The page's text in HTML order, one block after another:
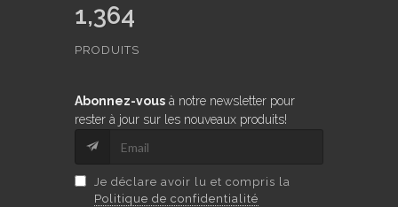
1,364
PRODUITS
Abonnez-vous à notre newsletter pour
rester à jour sur les nouveaux produits!
Je déclare avoir lu et compris la
Politique de confidentialité